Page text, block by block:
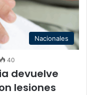
Nacionales
40
devuelve
lesiones